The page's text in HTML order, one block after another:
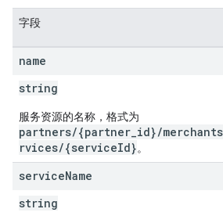
字段
name
string
服务资源的名称，格式为
partners/{partner_id}/
rvices/{serviceId}。
serviceName
string